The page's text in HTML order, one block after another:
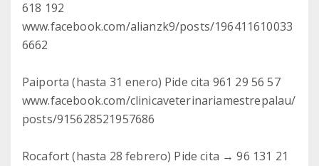
618 192
www.facebook.com/alianzk9/posts/196411610033
6662
Paiporta (hasta 31 enero) Pide cita 961 29 56 57
www.facebook.com/clinicaveterinariamestrepalau/
posts/915628521957686
Rocafort (hasta 28 febrero) Pide cita → 96 131 21